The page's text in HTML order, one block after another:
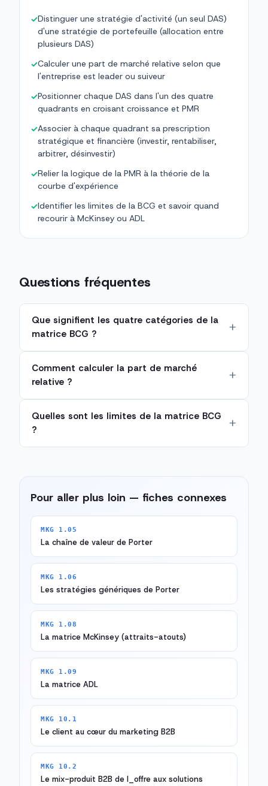
✓Distinguer une stratégie d'activité (un seul DAS)
d'une stratégie de portefeuille (allocation entre
plusieurs DAS)
✓Calculer une part de marché relative selon que
l'entreprise est leader ou suiveur
✓Positionner chaque DAS dans l'un des quatre
quadrants en croisant croissance et PMR
✓Associer à chaque quadrant sa prescription
stratégique et financière (investir, rentabiliser,
arbitrer, désinvestir)
✓Relier la logique de la PMR à la théorie de la
courbe d'expérience
✓Identifier les limites de la BCG et savoir quand
recourir à McKinsey ou ADL
Questions fréquentes
Que signifient les quatre catégories de la
matrice BCG ?
Comment calculer la part de marché
relative ?
Quelles sont les limites de la matrice BCG
?
Pour aller plus loin — fiches connexes
MKG 1.05
La chaîne de valeur de Porter
MKG 1.06
Les stratégies génériques de Porter
MKG 1.08
La matrice McKinsey (attraits-atouts)
MKG 1.09
La matrice ADL
MKG 10.1
Le client au cœur du marketing B2B
MKG 10.2
Le mix-produit B2B de l_offre aux solutions